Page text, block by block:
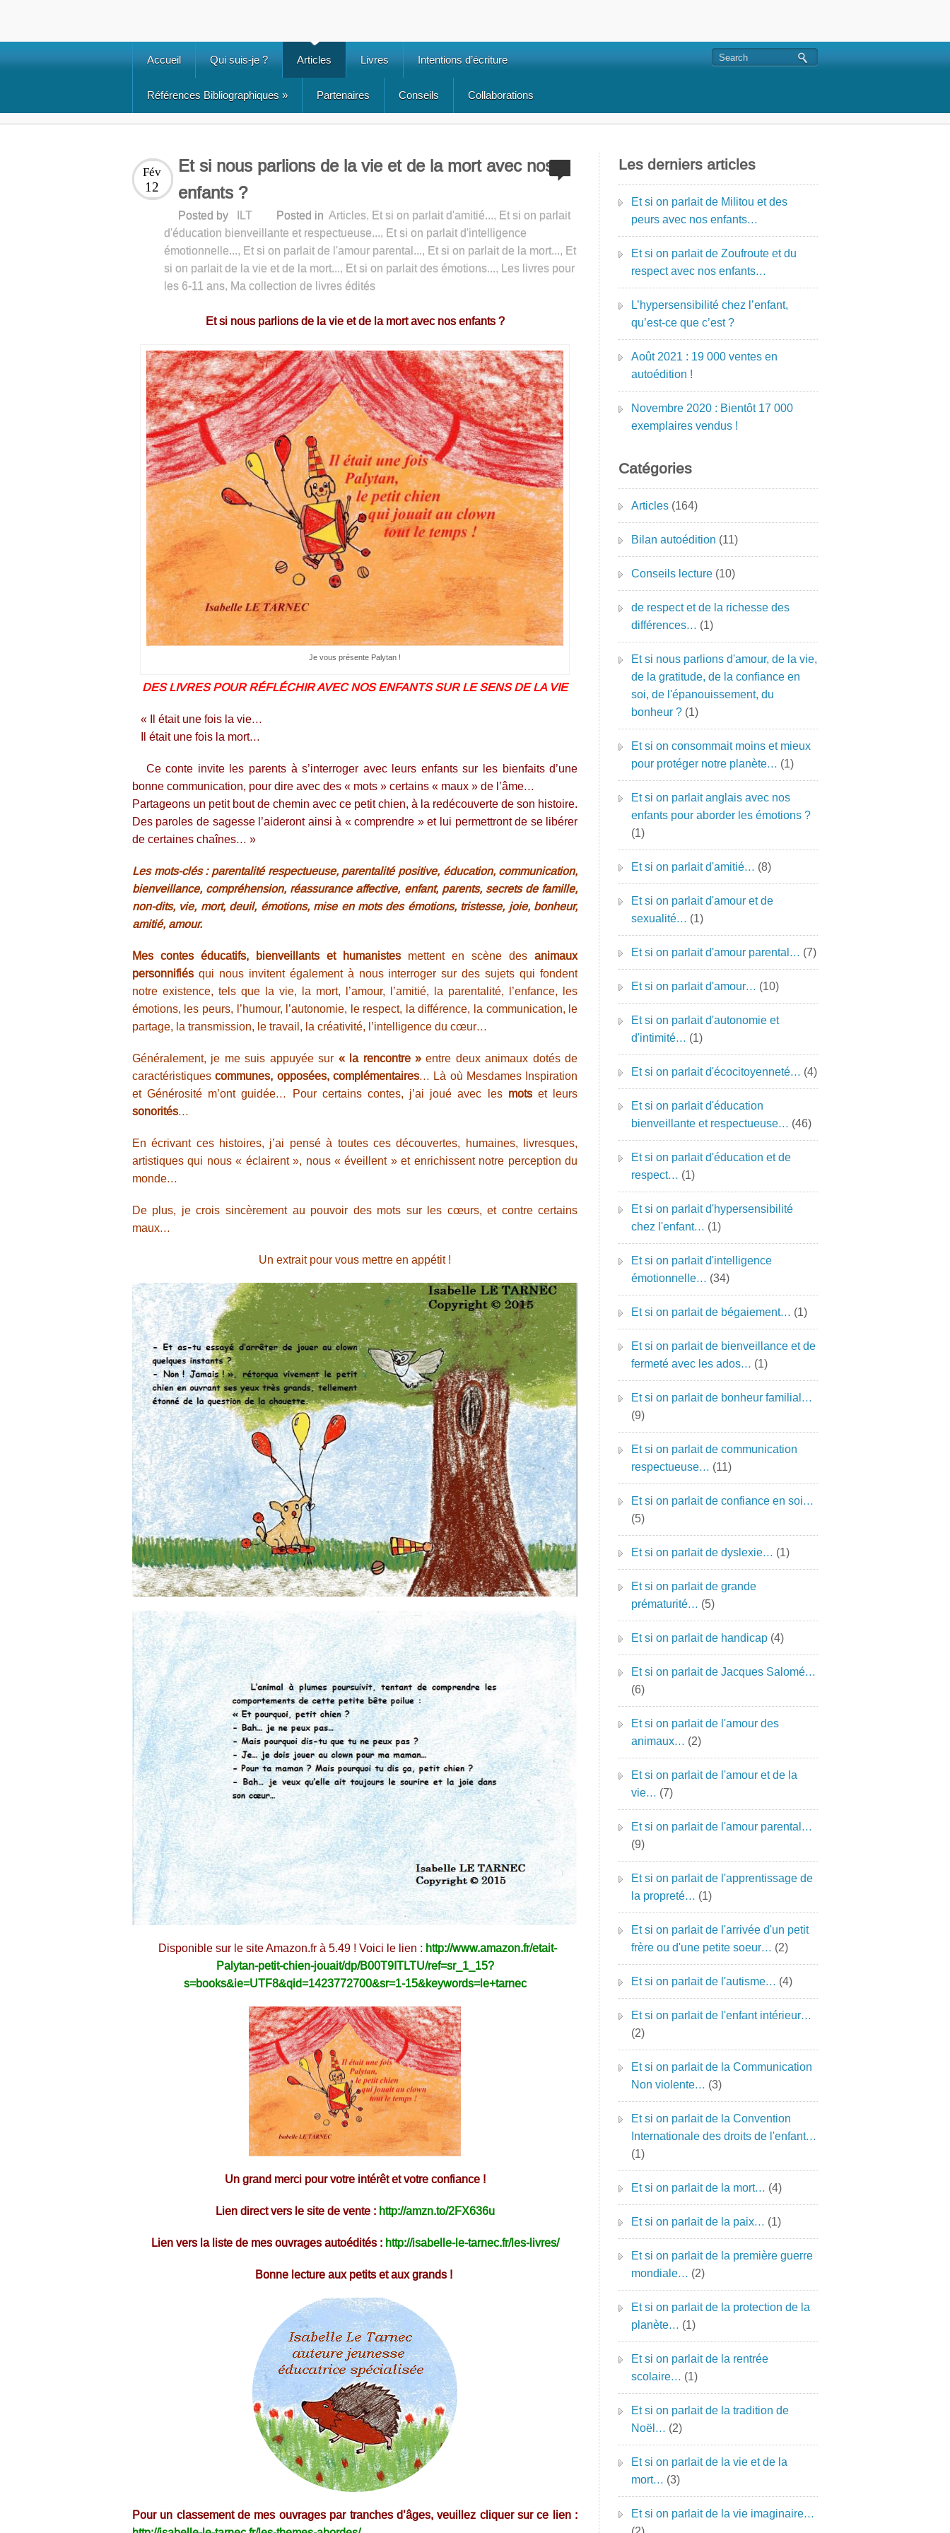
Accueil Qui suis-je ? Articles Livres Intentions d’écriture
Références Bibliographiques » Partenaires Conseils Collaborations
Et si nous parlions de la vie et de la mort avec nos
enfants ?
Fév
12
Posted by ILT Posted in Articles, Et si on parlait d'amitié..., Et si on parlait
d'éducation bienveillante et respectueuse..., Et si on parlait d'intelligence
émotionnelle..., Et si on parlait de l'amour parental..., Et si on parlait de la mort..., Et
si on parlait de la vie et de la mort..., Et si on parlait des émotions...,
Les livres pour
les 6-11 ans, Ma collection de livres édités
Et si nous parlions de la vie et de la mort avec nos enfants ?
Je vous présente Palytan !
DES LIVRES POUR RÉFLÉCHIR AVEC NOS ENFANTS SUR LE SENS DE LA VIE
« Il était une fois la vie…
Il était une fois la mort…
Ce conte invite les parents à s’interroger avec leurs enfants sur les bienfaits d’une
bonne communication, pour dire avec des « mots » certains « maux » de l’âme…
Partageons un petit bout de chemin avec ce petit chien, à la redécouverte de son histoire.
Des paroles de sagesse l’aideront ainsi à « comprendre » et lui permettront de se libérer
de certaines chaînes… »
Les mots-clés : parentalité respectueuse, parentalité positive, éducation, communication,
bienveillance, compréhension, réassurance affective, enfant, parents, secrets de famille,
non-dits, vie, mort, deuil, émotions, mise en mots des émotions, tristesse, joie, bonheur,
amitié, amour.
Mes contes éducatifs, bienveillants et humanistes mettent en scène desanimaux
personnifiésqui nous invitent également à nous interroger sur des sujets qui fondent
notre existence, tels que la vie, la mort, l’amour, l’amitié, la parentalité, l’enfance, les
émotions, les peurs, l’humour, l’autonomie, le respect, la différence, la communication, le
partage, la transmission, le travail, la créativité, l’intelligence du cœur…
Généralement, je me suis appuyée sur « la rencontre »entre deux animaux dotés de
caractéristiquescommunes, opposées, complémentaires… Là où Mesdames Inspiration
et Générosité m’ont guidée… Pour certains contes, j’ai joué avec lesmotset leurs
sonorités…
En écrivant ces histoires, j’ai pensé à toutes ces découvertes, humaines, livresques,
artistiques qui nous « éclairent », nous « éveillent » et enrichissent notre perception du
monde…
De plus, je crois sincèrement au pouvoir des mots sur les cœurs, et contre certains
maux…
Un extrait pour vous mettre en appétit !
Disponible sur le site Amazon.fr à 5.49 ! Voici le lien : http://www.amazon.fr/etait-
Palytan-petit-chien-jouait/dp/B00T9ITLTU/ref=sr_1_15?
s=books&ie=UTF8&qid=1423772700&sr=1-15&keywords=le+tarnec
Un grand merci pour votre intérêt et votre confiance !
Lien direct vers le site de vente : http://amzn.to/2FX636u
Lien vers la liste de mes ouvrages autoédités : http://isabelle-le-tarnec.fr/les-livres/
Bonne lecture aux petits et aux grands !
Pour un classement de mes ouvrages par tranches d’âges, veuillez cliquer sur ce lien :
Les derniers articles
Et si on parlait de Militou et des
peurs avec nos enfants…
Et si on parlait de Zoufroute et du
respect avec nos enfants…
L’hypersensibilité chez l’enfant,
qu’est-ce que c’est ?
Août 2021 : 19 000 ventes en
autoédition !
Novembre 2020 : Bientôt 17 000
exemplaires vendus !
Catégories
Articles(164)
Bilan autoédition (11)
Conseils lecture(10)
de respect et de la richesse des
différences… (1)
Et si nous parlions d'amour, de la vie,
de la gratitude, de la confiance en
soi, de l'épanouissement, du
bonheur ?(1)
Et si on consommait moins et mieux
pour protéger notre planète… (1)
Et si on parlait anglais avec nos
enfants pour aborder les émotions ?
(1)
Et si on parlait d'amitié… (8)
Et si on parlait d'amour et de
sexualité… (1)
Et si on parlait d'amour parental… (7)
Et si on parlait d'amour… (10)
Et si on parlait d'autonomie et
d'intimité… (1)
Et si on parlait d'écocitoyenneté… (4)
Et si on parlait d'éducation
bienveillante et respectueuse… (46)
Et si on parlait d'éducation et de
respect… (1)
Et si on parlait d'hypersensibilité
chez l'enfant… (1)
Et si on parlait d'intelligence
émotionnelle… (34)
Et si on parlait de bégaiement… (1)
Et si on parlait de bienveillance et de
fermeté avec les ados… (1)
Et si on parlait de bonheur familial…
(9)
Et si on parlait de communication
respectueuse… (11)
Et si on parlait de confiance en soi…
(5)
Et si on parlait de dyslexie… (1)
Et si on parlait de grande
prématurité… (5)
Et si on parlait de handicap(4)
Et si on parlait de Jacques Salomé…
(6)
Et si on parlait de l'amour des
animaux… (2)
Et si on parlait de l'amour et de la
vie… (7)
Et si on parlait de l'amour parental…
(9)
Et si on parlait de l'apprentissage de
la propreté… (1)
Et si on parlait de l'arrivée d'un petit
frère ou d'une petite soeur… (2)
Et si on parlait de l'autisme… (4)
Et si on parlait de l'enfant intérieur…
(2)
Et si on parlait de la Communication
Non violente… (3)
Et si on parlait de la Convention
Internationale des droits de l'enfant…
(1)
Et si on parlait de la mort… (4)
Et si on parlait de la paix… (1)
Et si on parlait de la première guerre
mondiale… (2)
Et si on parlait de la protection de la
planète… (1)
Et si on parlait de la rentrée
scolaire… (1)
Et si on parlait de la tradition de
Noël… (2)
Et si on parlait de la vie et de la
mort… (3)
Et si on parlait de la vie imaginaire…